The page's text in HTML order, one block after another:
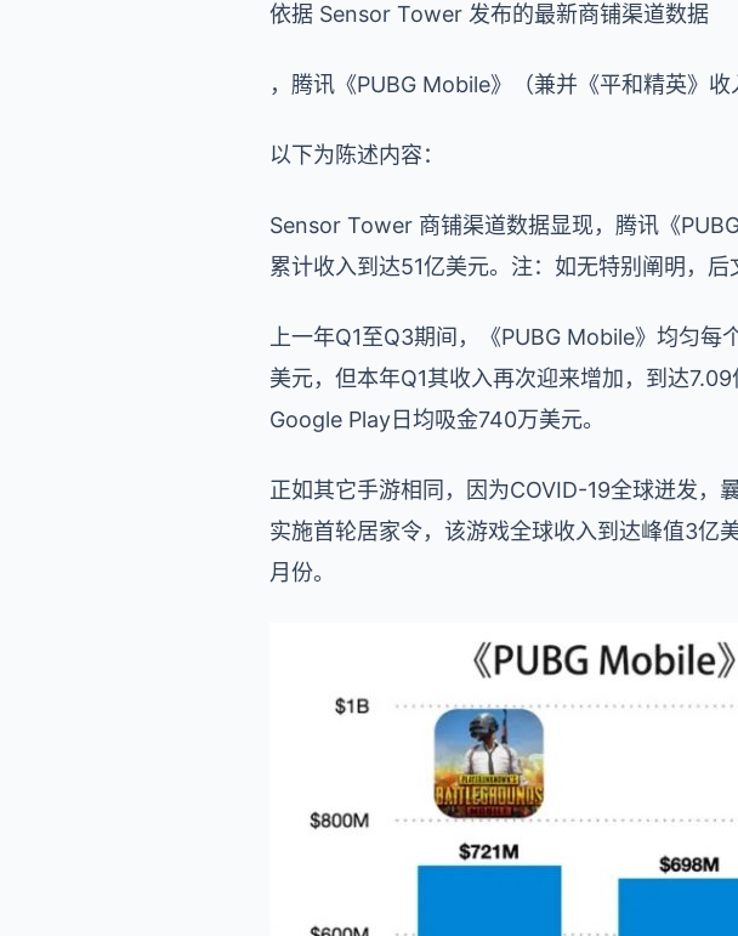
依据 Sensor Tower 发布的最新商铺渠道数据
，腾讯《PUBG Mobile》（兼并《平和精英》
以下为陈述内容：
Sensor Tower 商铺渠道数据显现，腾讯《
累计收入到达51亿美元。注：如无特别阐明，后
上一年Q1至Q3期间，《PUBG Mobile》均匀
美元，但本年Q1其收入再次迎来增加，到达
Google Play日均吸金740万美元。
正如其它手游相同，因为COVID-19全球迸发，
实施首轮居家令，该游戏全球收入到达峰值3亿
月份。